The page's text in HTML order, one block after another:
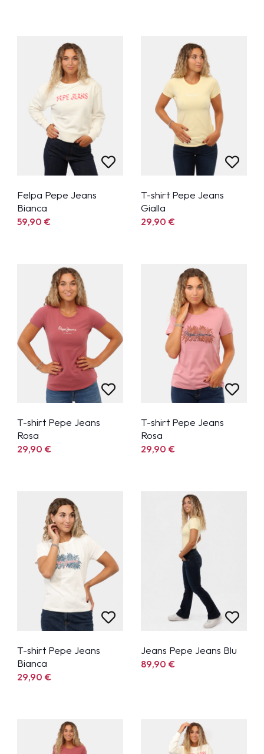
Felpa Pepe Jeans
Bianca
59,90€
T-shirt Pepe Jeans
Gialla
29,90€
T-shirt Pepe Jeans
Rosa
29,90€
T-shirt Pepe Jeans
Rosa
29,90€
T-shirt Pepe Jeans
Bianca
29,90€
Jeans Pepe Jeans Blu
89,90€